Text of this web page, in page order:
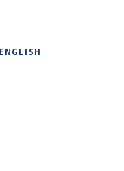
ENGLISH